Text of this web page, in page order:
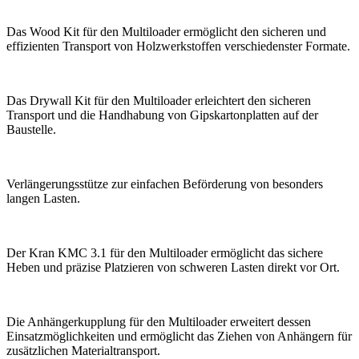
Das Wood Kit für den Multiloader ermöglicht den sicheren und
effizienten Transport von Holzwerkstoffen verschiedenster Formate.
Das Drywall Kit für den Multiloader erleichtert den sicheren
Transport und die Handhabung von Gipskartonplatten auf der
Baustelle.
Verlängerungsstütze zur einfachen Beförderung von besonders
langen Lasten.
Der Kran KMC 3.1 für den Multiloader ermöglicht das sichere
Heben und präzise Platzieren von schweren Lasten direkt vor Ort.
Die Anhängerkupplung für den Multiloader erweitert dessen
Einsatzmöglichkeiten und ermöglicht das Ziehen von Anhängern für
zusätzlichen Materialtransport.